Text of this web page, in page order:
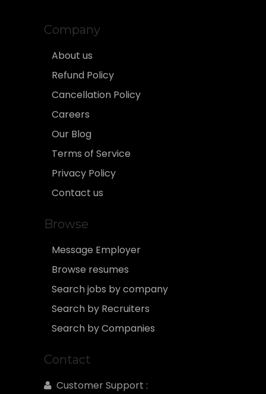
Company
About us
Refund Policy
Cancellation Policy
Careers
Our Blog
Terms of Service
Privacy Policy
Contact us
Browse
Message Employer
Browse resumes
Search jobs by company
Search by Recruiters
Search by Companies
Contact
Customer Support :